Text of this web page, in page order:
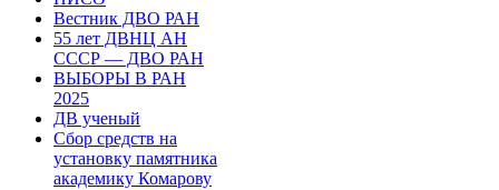
Вестник ДВО РАН
55 лет ДВНЦ АН
СССР — ДВО РАН
ВЫБОРЫ В РАН
2025
ДВ ученый
Сбор средств на
установку памятника
академику Комарову